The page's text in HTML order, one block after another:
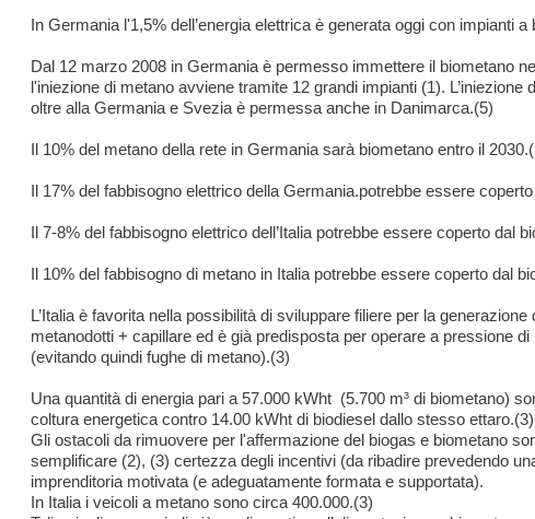
In Germania l'1,5% dell’energia elettrica è generata oggi con impianti a
Dal 12 marzo 2008 in Germania è permesso immettere il biometano
l'iniezione di metano avviene tramite 12 grandi impianti (1). L’iniezione
oltre alla Germania e Svezia è permessa anche in Danimarca.(5)
Il 10% del metano della rete in Germania sarà biometano entro il
Il 17% del fabbisogno elettrico della Germania.potrebbe essere
Il 7-8% del fabbisogno elettrico dell’Italia potrebbe essere coperto dal
Il 10% del fabbisogno di metano in Italia potrebbe essere coperto dal
L’Italia è favorita nella possibilità di sviluppare filiere per la
metanodotti + capillare ed è già predisposta per operare a pressione
(evitando quindi fughe di metano).(3)
Una quantità di energia pari a 57.000 kWht (5.700 m³ di biometano)
coltura energetica contro 14.00 kWht di biodiesel dallo stesso ettaro.(3)
Gli ostacoli da rimuovere per l'affermazione del biogas e biometano
semplificare (2), (3) certezza degli incentivi (da ribadire prevedendo
imprenditoria motivata (e adeguatamente formata e supportata).
In Italia i veicoli a metano sono circa 400.000.(3)